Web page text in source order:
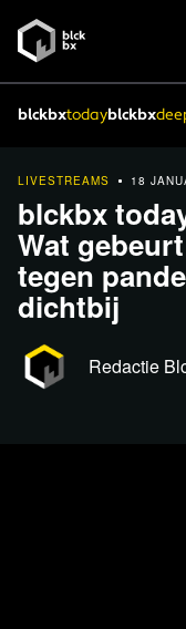
blckbxtodayblckbx
LIVESTREAMS 18
blckbx
Wat
tegen
dichtbij
Redactie